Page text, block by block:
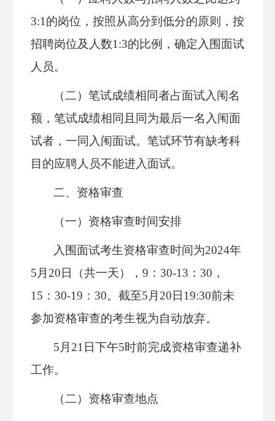
3:1的岗位，按照从高分到低分的原则，按
招聘岗位及人数1:3的比例，确定入围面试
人员。
（二）笔试成绩相同者占面试入闱名
额，笔试成绩相同且同为最后一名入闱面
试者，一同入闱面试。笔试环节有缺考科
目的应聘人员不能进入面试。
二、资格审查
（一）资格审查时间安排
入围面试考生资格审查时间为2024年
5月20日（共一天），9：30-13：30，
15：30-19：30。截至5月20日19:30前未
参加资格审查的考生视为自动放弃。
5月21日下午5时前完成资格审查递补
工作。
（二）资格审查地点